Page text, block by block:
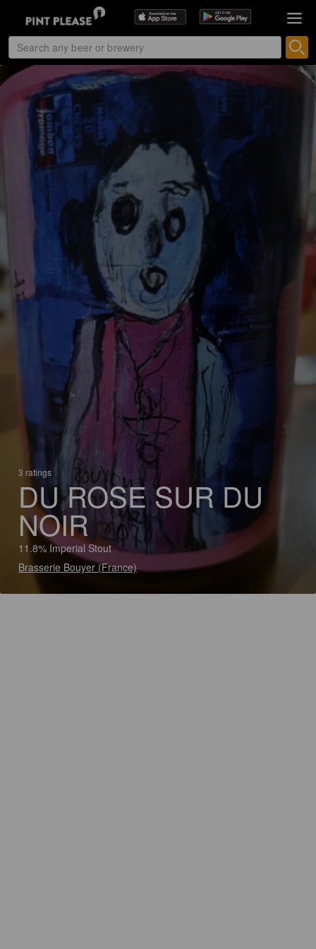
3 ratings
DU ROSE SUR DU
NOIR
11.8% Imperial Stout
Brasserie Bouyer (France)